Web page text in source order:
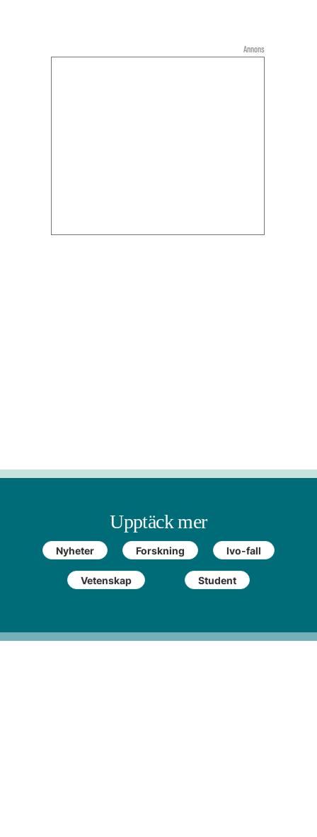
Upptäck mer
Nyheter Forskning Ivo-fall
Vetenskap Student
Annons